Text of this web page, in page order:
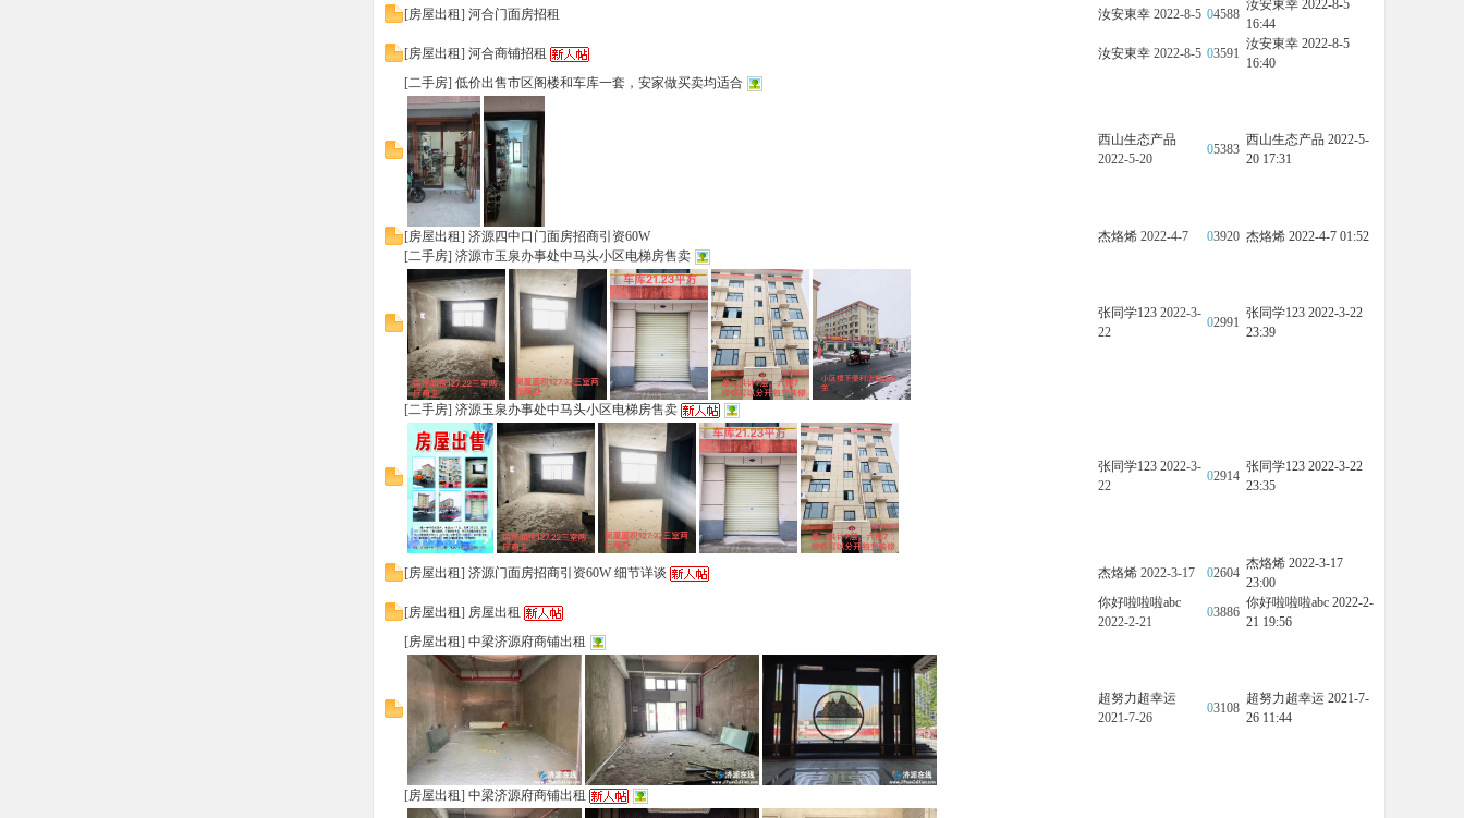
[房屋出租] 河合门面房招租 汝安東幸 2022-8-5 04588
汝安東幸 2022-8-5
16:44
[房屋出租] 河合商铺招租 汝安東幸 2022-8-5 03591
汝安東幸 2022-8-5
16:40
[二手房] 低价出售市区阁楼和车库一套，安家做买卖均适合
西山生态产品
2022-5-20
05383
西山生态产品 2022-5-
20 17:31
[房屋出租] 济源四中口门面房招商引资60W 杰烙烯 2022-4-7 03920 杰烙烯 2022-4-7 01:52
[二手房] 济源市玉泉办事处中马头小区电梯房售卖
张同学123 2022-3-
22
02991
张同学123 2022-3-22
23:39
[二手房] 济源玉泉办事处中马头小区电梯房售卖
张同学123 2022-3-
22
02914
张同学123 2022-3-22
23:35
[房屋出租] 济源门面房招商引资60W 细节详谈 杰烙烯 2022-3-17 02604
杰烙烯 2022-3-17
23:00
[房屋出租] 房屋出租
你好啦啦啦abc
2022-2-21
03886
你好啦啦啦abc 2022-2-
21 19:56
[房屋出租] 中梁济源府商铺出租
超努力超幸运
2021-7-26
03108
超努力超幸运 2021-7-
26 11:44
[房屋出租] 中梁济源府商铺出租